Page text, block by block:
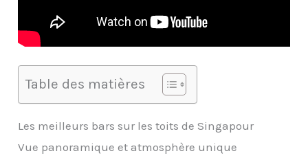
Table des matières
Les meilleurs bars sur les toits de Singapour
Vue panoramique et atmosphère unique